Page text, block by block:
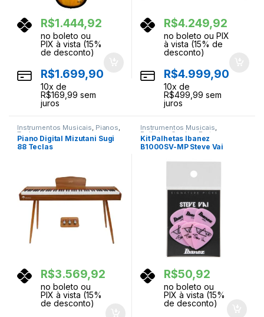
R$1.444,92
no boleto ou
PIX à vista (15%
de desconto)
R$1.699,90
10x de
R$169,99 sem
juros
R$4.249,92
no boleto ou PIX
à vista (15% de
desconto)
R$4.999,90
10x de
R$499,99 sem
juros
Instrumentos Musicais, Pianos,
Teclas
Piano Digital Mizutani Sugi
88 Teclas
R$3.569,92
no boleto ou
PIX à vista (15%
de desconto)
Instrumentos Musicais,
Palhetas Cordas Partes e
Acessorios
Kit Palhetas Ibanez
B1000SV-MP Steve Vai
R$50,92
no boleto ou
PIX à vista (15%
de desconto)